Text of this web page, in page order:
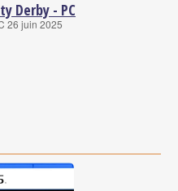
Derby - PC
26 juin 2025